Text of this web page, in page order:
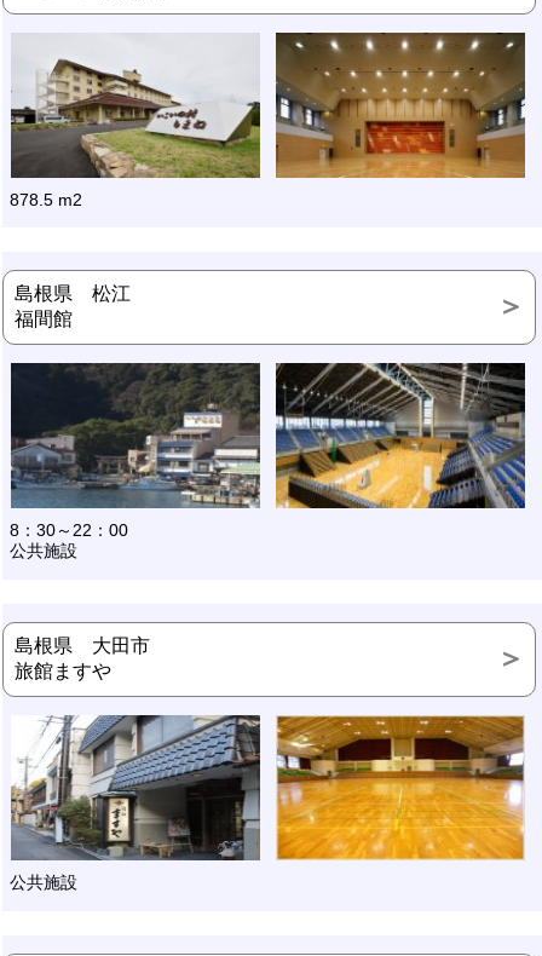
878.5 m2
島根県 松江
福間館
8：30～22：00
公共施設
島根県 大田市
旅館ますや
公共施設